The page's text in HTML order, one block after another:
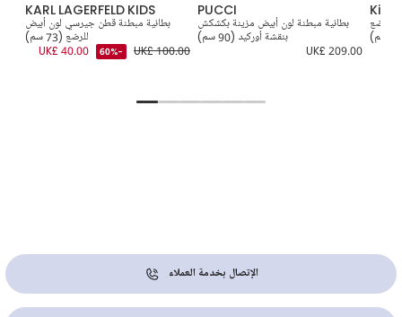
KARL LAGERFELD KIDS
بطانية مبطنة قطن جيرسي لون أبيض
للرضع (73 سم)
UK£ 100.00
-60%
UK£ 40.00
PUCCI
بطانية مبطنة لون أبيض مزينة بكشكش
بنقشة أوركيد (90 سم)
UK£ 209.00
الرضع
الإتصال بخدمة العملاء